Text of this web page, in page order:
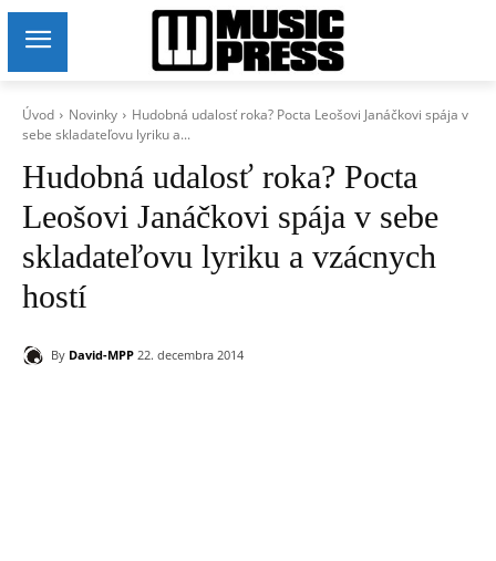
Úvod Novinky
Hudobná udalosť roka? Pocta Leošovi Janáčkovi spája v
sebe skladateľovu lyriku a...
Hudobná udalosť roka? Pocta
Leošovi Janáčkovi spája v sebe
skladateľovu lyriku a vzácnych
hostí
By David-MPP 22. decembra 2014